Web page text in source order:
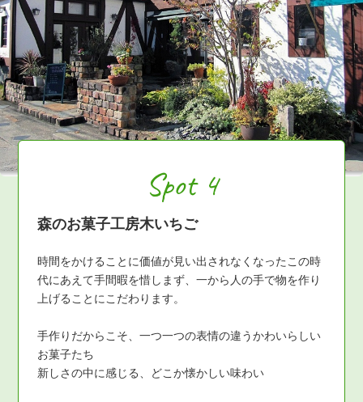
Spot 4
森のお菓子工房木いちご
時間をかけることに価値が見い出されなくなったこの時
代にあえて手間暇を惜しまず、一から人の手で物を作り
上げることにこだわります。
手作りだからこそ、一つ一つの表情の違うかわいらしい
お菓子たち
新しさの中に感じる、どこか懐かしい味わい